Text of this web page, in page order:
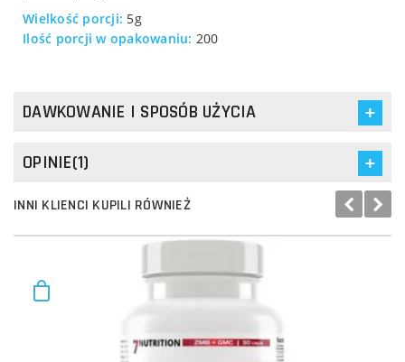
Wielkość porcji: 5g
Ilość porcji w opakowaniu: 200
DAWKOWANIE I SPOSÓB UŻYCIA
OPINIE(1)
INNI KLIENCI KUPILI RÓWNIEŻ